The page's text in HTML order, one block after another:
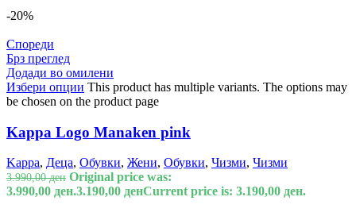
-20%
Спореди
Брз преглед
Додади во омилени
Избери опции This product has multiple variants. The options may
be chosen on the product page
Kappa Logo Manaken pink
Kappa, Деца, Обувки, Жени, Обувки, Чизми, Чизми
3.990,00ден Original price was:
3.990,00 ден.3.190,00 денCurrent price is: 3.190,00 ден.